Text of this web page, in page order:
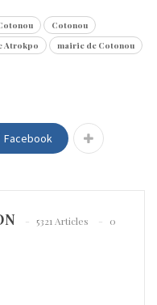
Cotonou
Atrokpo
mairie de Cotonou
Facebook
5321 Articles
0